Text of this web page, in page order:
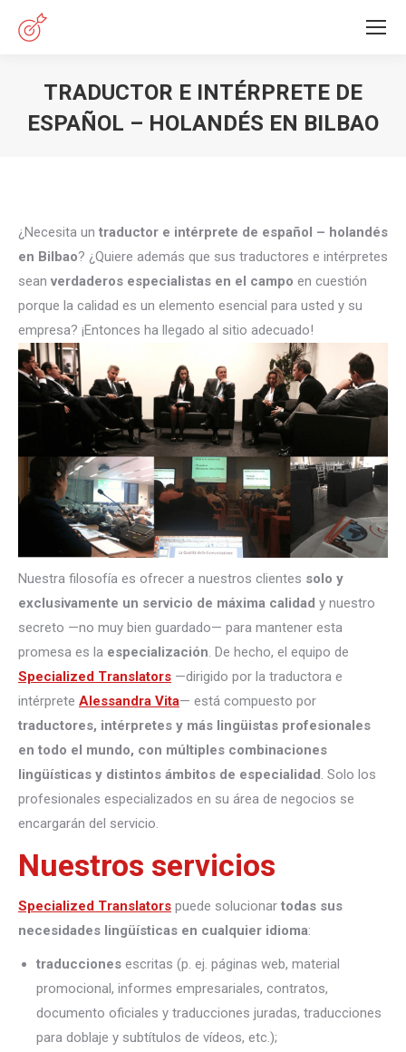
TRADUCTOR E INTÉRPRETE DE
ESPAÑOL – HOLANDÉS EN BILBAO
¿Necesita un traductor e intérprete de español – holandés
en Bilbao? ¿Quiere además que sus traductores e intérpretes
sean verdaderos especialistas en el campo en cuestión
porque la calidad es un elemento esencial para usted y su
empresa? ¡Entonces ha llegado al sitio adecuado!
Nuestra filosofía es ofrecer a nuestros clientes solo y
exclusivamente un servicio de máxima calidad y nuestro
secreto —no muy bien guardado— para mantener esta
promesa es la especialización. De hecho, el equipo de
Specialized Translators —dirigido por la traductora e
intérprete Alessandra Vita— está compuesto por
traductores, intérpretes y más lingüistas profesionales
en todo el mundo, con múltiples combinaciones
lingüísticas y distintos ámbitos de especialidad. Solo los
profesionales especializados en su área de negocios se
encargarán del servicio.
Nuestros servicios
Specialized Translators puede solucionar todas sus
necesidades lingüísticas en cualquier idioma:
traducciones escritas (p. ej. páginas web, material
promocional, informes empresariales, contratos,
documento oficiales y traducciones juradas, traducciones
para doblaje y subtítulos de vídeos, etc.);